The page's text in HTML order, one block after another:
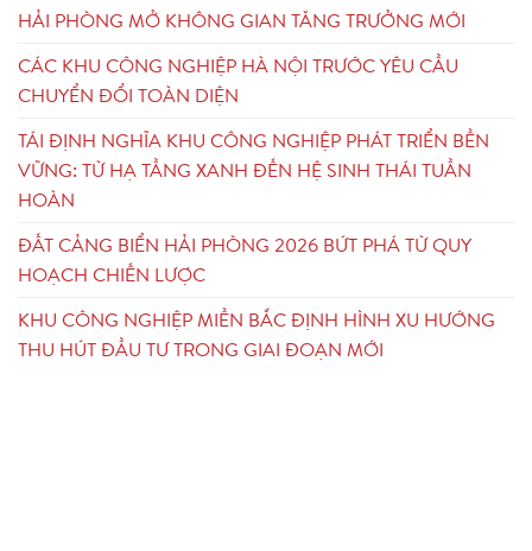
HẢI PHÒNG MỞ KHÔNG GIAN TĂNG TRƯỞNG MỚI
CÁC KHU CÔNG NGHIỆP HÀ NỘI TRƯỚC YÊU CẦU
CHUYỂN ĐỔI TOÀN DIỆN
TÁI ĐỊNH NGHĨA KHU CÔNG NGHIỆP PHÁT TRIỂN BỀN
VỮNG: TỪ HẠ TẦNG XANH ĐẾN HỆ SINH THÁI TUẦN
HOÀN
ĐẤT CẢNG BIỂN HẢI PHÒNG 2026 BỨT PHÁ TỪ QUY
HOẠCH CHIẾN LƯỢC
KHU CÔNG NGHIỆP MIỀN BẮC ĐỊNH HÌNH XU HƯỚNG
THU HÚT ĐẦU TƯ TRONG GIAI ĐOẠN MỚI